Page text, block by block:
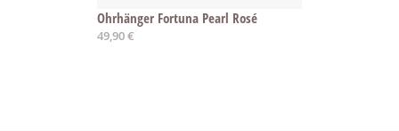
Ohrhänger Fortuna Pearl Rosé
49,90 €